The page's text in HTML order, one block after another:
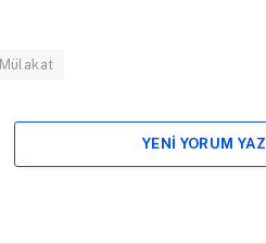
Mülakat
YENI YORUM YAZ